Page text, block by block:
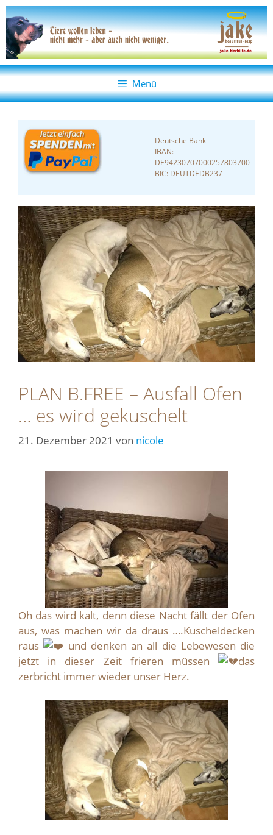
Zum
Inhalt
springen
Zum
Inhalt
springen
Menü
Deutsche Bank
IBAN:
DE94230707000257803700
BIC: DEUTDEDB237
PLAN B.FREE – Ausfall Ofen
… es wird gekuschelt
21. Dezember 2021 von nicole
Oh das wird kalt, denn diese Nacht fällt der Ofen
aus, was machen wir da draus ….Kuscheldecken
raus
und denken an all die Lebewesen die
jetzt in dieser Zeit frieren müssen
das
zerbricht immer wieder unser Herz.